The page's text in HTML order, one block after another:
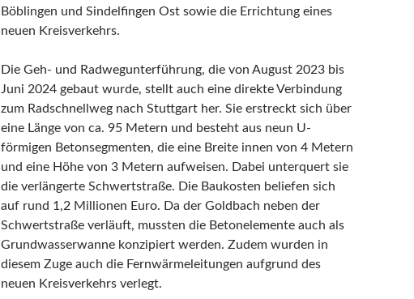
Böblingen und Sindelfingen Ost sowie die Errichtung eines
neuen Kreisverkehrs.
Die Geh- und Radwegunterführung, die von August 2023 bis
Juni 2024 gebaut wurde, stellt auch eine direkte Verbindung
zum Radschnellweg nach Stuttgart her. Sie erstreckt sich über
eine Länge von ca. 95 Metern und besteht aus neun U-
förmigen Betonsegmenten, die eine Breite innen von 4 Metern
und eine Höhe von 3 Metern aufweisen. Dabei unterquert sie
die verlängerte Schwertstraße. Die Baukosten beliefen sich
auf rund 1,2 Millionen Euro. Da der Goldbach neben der
Schwertstraße verläuft, mussten die Betonelemente auch als
Grundwasserwanne konzipiert werden. Zudem wurden in
diesem Zuge auch die Fernwärmeleitungen aufgrund des
neuen Kreisverkehrs verlegt.